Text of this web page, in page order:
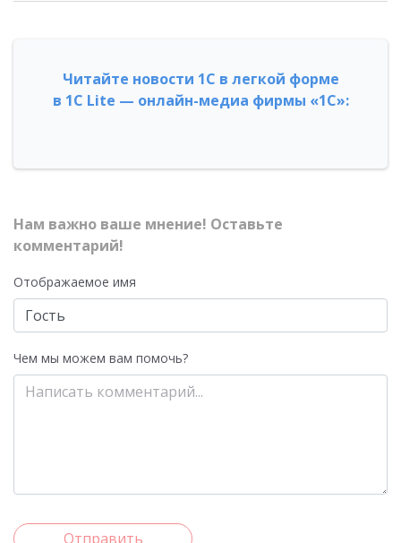
Читайте новости 1С в легкой форме
в 1С Lite — онлайн-медиа фирмы «1С»:
Нам важно ваше мнение! Оставьте
комментарий!
Отображаемое имя
Чем мы можем вам помочь?
Отправить